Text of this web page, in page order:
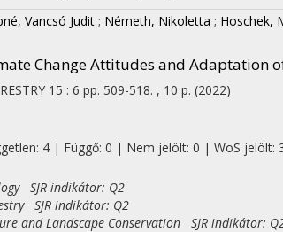
Vancsó Judit ; Németh, Nikoletta ; Hoschek,
Change Attitudes and Adaptation
15 : 6 pp. 509-518. , 10 p. (2022)
4 | Függő: 0 | Nem jelölt: 0 | WoS jelölt:
SJR indikátor: Q2
SJR indikátor: Q2
and Landscape Conservation SJR indikátor: